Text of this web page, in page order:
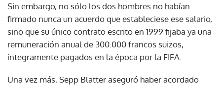
Sin embargo, no sólo los dos hombres no habían
firmado nunca un acuerdo que estableciese ese salario,
sino que su único contrato escrito en 1999 fijaba ya una
remuneración anual de 300.000 francos suizos,
íntegramente pagados en la época por la FIFA.
Una vez más, Sepp Blatter aseguró haber acordado